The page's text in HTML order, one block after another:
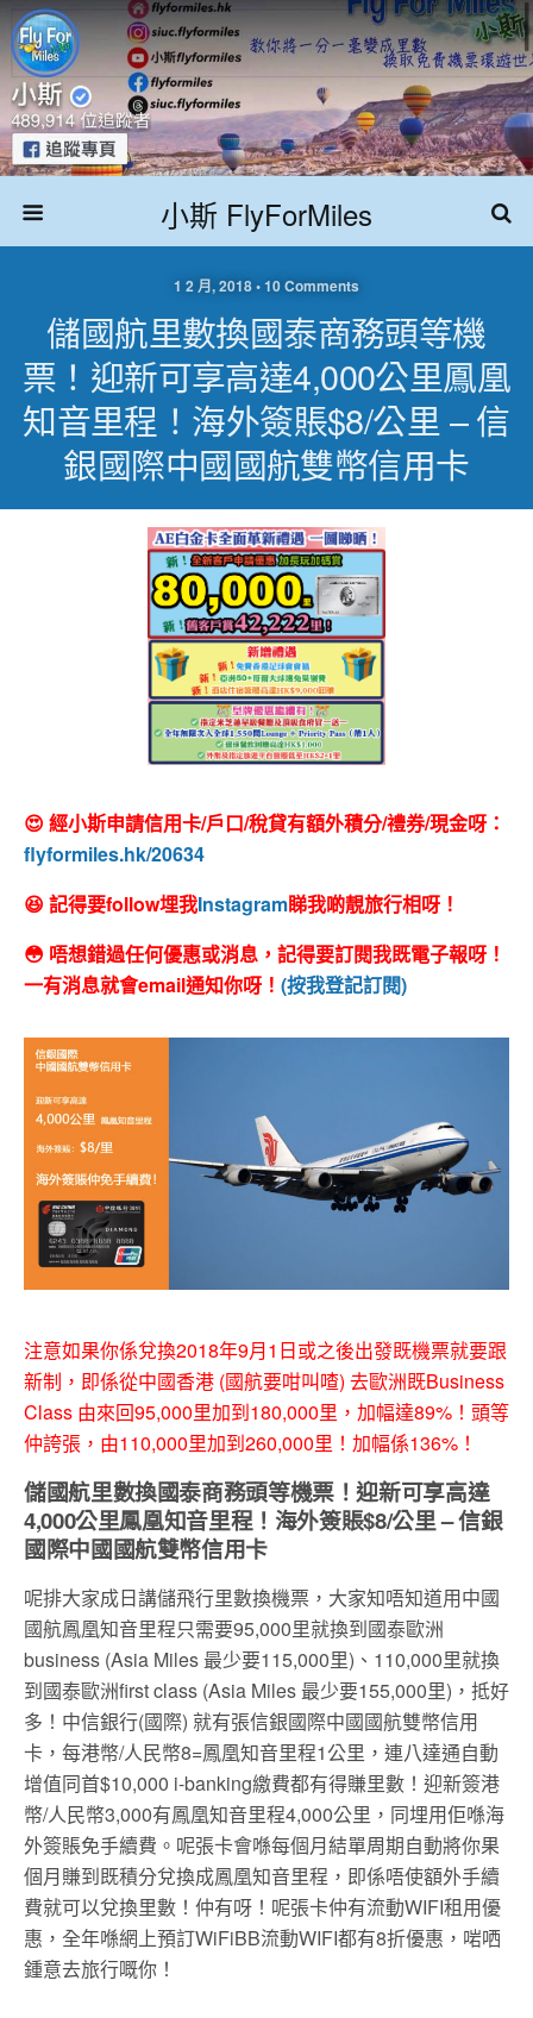
小斯 FlyForMiles
1 2 月, 2018 • 10 Comments
儲國航里數換國泰商務頭等機
票！迎新可享高達4,000公里鳳凰
知音里程！海外簽賬$8/公里 – 信
銀國際中國國航雙幣信用卡
😍 經小斯申請信用卡/戶口/稅貸有額外積分/禮券/現金呀：
flyformiles.hk/20634
😆 記得要follow埋我Instagram睇我啲靚旅行相呀！
😳 唔想錯過任何優惠或消息，記得要訂閱我既電子報呀！
一有消息就會email通知你呀！ (按我登記訂閱)
注意如果你係兌換2018年9月1日或之後出發既機票就要跟
新制，即係從中國香港 (國航要咁叫喳) 去歐洲既Business
Class 由來回95,000里加到180,000里，加幅達89%！頭等
仲誇張，由110,000里加到260,000里！加幅係136%！
儲國航里數換國泰商務頭等機票！迎新可享高達
4,000公里鳳凰知音里程！海外簽賬$8/公里 – 信銀
國際中國國航雙幣信用卡
呢排大家成日講儲飛行里數換機票，大家知唔知道用中國
國航鳳凰知音里程只需要95,000里就換到國泰歐洲
business (Asia Miles 最少要115,000里)、110,000里就換
到國泰歐洲first class (Asia Miles 最少要155,000里)，抵好
多！中信銀行(國際) 就有張信銀國際中國國航雙幣信用
卡，每港幣/人民幣8=鳳凰知音里程1公里，連八達通自動
增值同首$10,000 i-banking繳費都有得賺里數！迎新簽港
幣/人民幣3,000有鳳凰知音里程4,000公里，同埋用佢喺海
外簽賬免手續費。呢張卡會喺每個月結單周期自動將你果
個月賺到既積分兌換成鳳凰知音里程，即係唔使額外手續
費就可以兌換里數！仲有呀！呢張卡仲有流動WIFI租用優
惠，全年喺網上預訂WiFiBB流動WIFI都有8折優惠，啱哂
鍾意去旅行嘅你！